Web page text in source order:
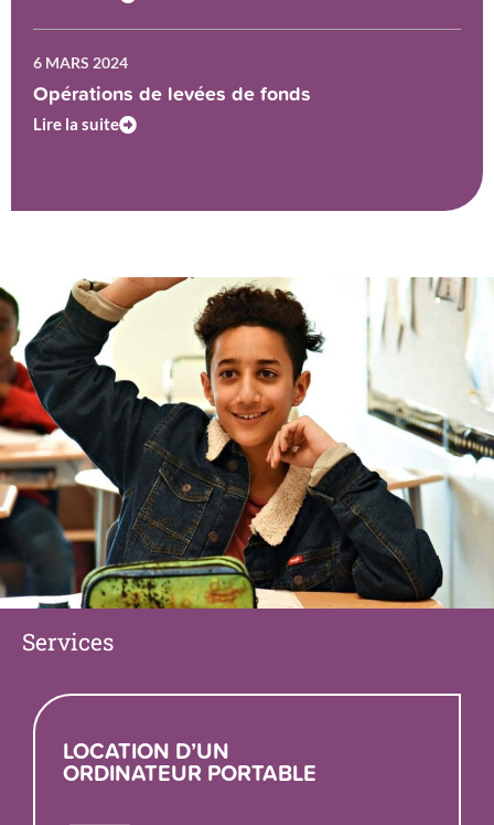
6 MARS 2024
Opérations de levées de fonds
Lire la suite
Services
LOCATION D’UN
ORDINATEUR PORTABLE